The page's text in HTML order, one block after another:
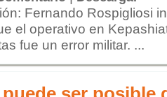
Fernando Rospigliosi
el operativo en
fue un error militar. ...